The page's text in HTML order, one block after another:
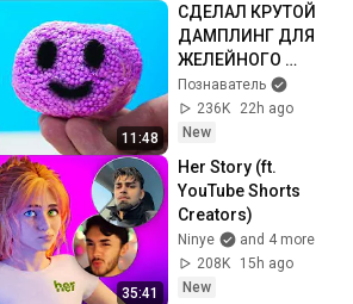
11:48
СДЕЛАЛ КРУТОЙ
ДАМПЛИНГ ДЛЯ
ЖЕЛЕЙНОГО
МЕДВЕДЯ ВАЛЕРЫ
Познаватель
236K
22h ago
New
35:41
Her Story (ft.
YouTube Shorts
Creators)
Ninye
and 4 more
208K
15h ago
New